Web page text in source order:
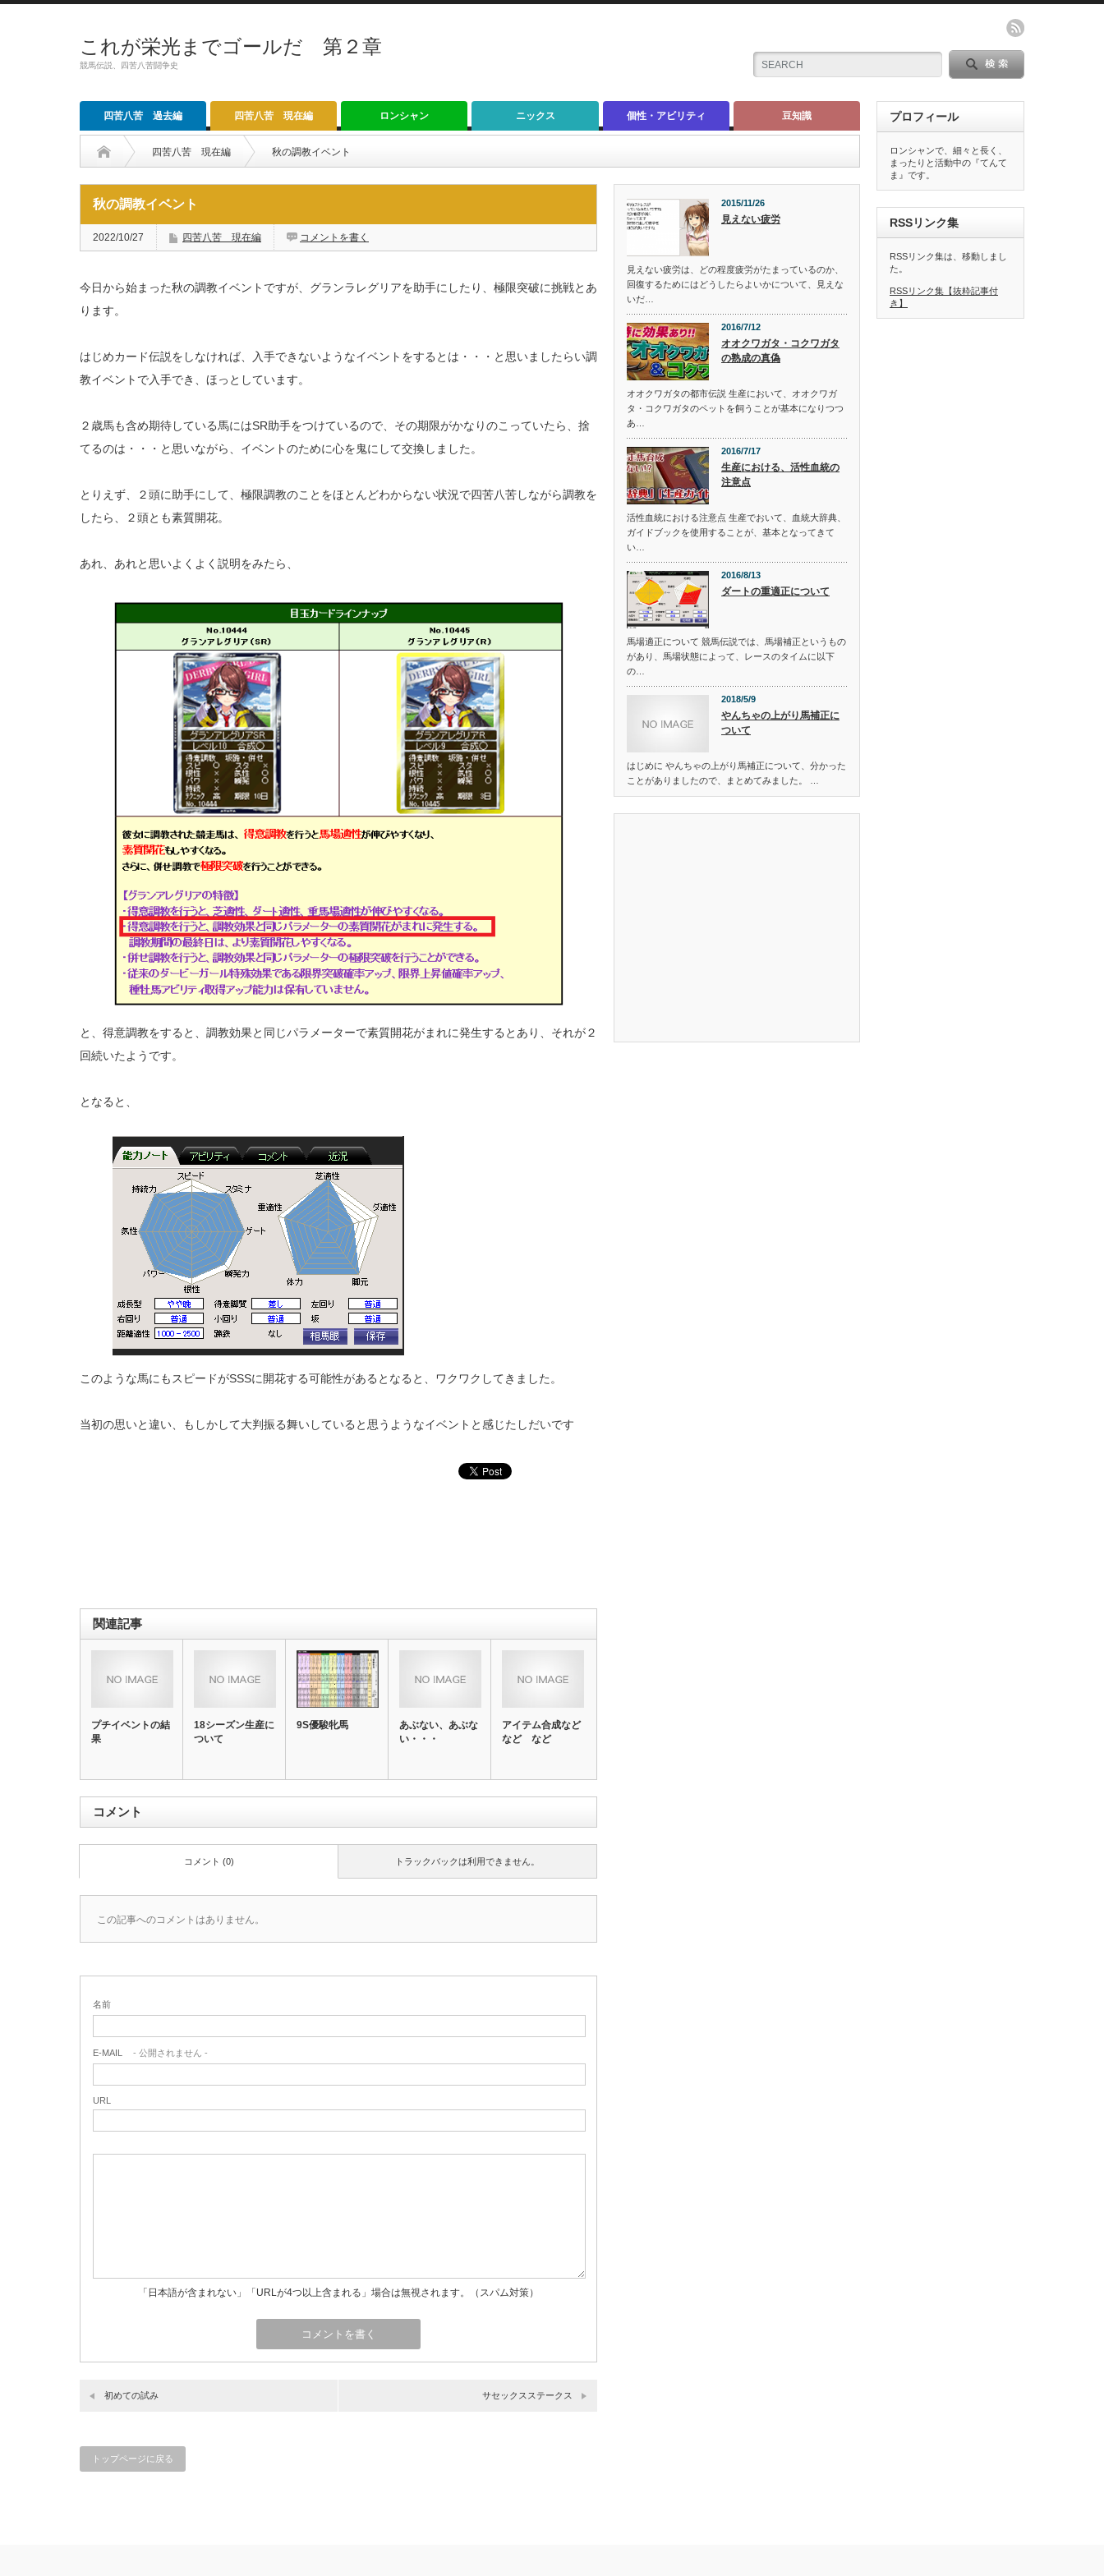
これが栄光までゴールだ 第２章
競馬伝説、四苦八苦闘争史
四苦八苦 過去編 四苦八苦 現在編 ロンシャン ニックス 個性・アビリティ 豆知識
四苦八苦 現在編 秋の調教イベント
秋の調教イベント
2022/10/27 四苦八苦 現在編 コメントを書く
今日から始まった秋の調教イベントですが、グランラレグリアを助手にしたり、極限突破に挑戦とあ
ります。
はじめカード伝説をしなければ、入手できないようなイベントをするとは・・・と思いましたらい調
教イベントで入手でき、ほっとしています。
２歳馬も含め期待している馬にはSR助手をつけているので、その期限がかなりのこっていたら、捨
てるのは・・・と思いながら、イベントのために心を鬼にして交換しました。
とりえず、２頭に助手にして、極限調教のことをほとんどわからない状況で四苦八苦しながら調教を
したら、２頭とも素質開花。
あれ、あれと思いよくよく説明をみたら、
と、得意調教をすると、調教効果と同じパラメーターで素質開花がまれに発生するとあり、それが２
回続いたようです。
となると、
このような馬にもスピードがSSSに開花する可能性があるとなると、ワクワクしてきました。
当初の思いと違い、もしかして大判振る舞いしていると思うようなイベントと感じたしだいです
関連記事
プチイベントの結
果
18シーズン生産に
ついて
9S優駿牝馬
あぶない、あぶな
い・・・
アイテム合成など
など など
コメント
トラックバックは利用できません。
コメント (0)
この記事へのコメントはありません。
名前
E-MAIL - 公開されません -
URL
「日本語が含まれない」「URLが4つ以上含まれる」場合は無視されます。（スパム対策）
初めての試み サセックスステークス
トップページに戻る
2015/11/26
見えない疲労
見えない疲労は、どの程度疲労がたまっているのか、
回復するためにはどうしたらよいかについて、見えな
いだ…
2016/7/12
オオクワガタ・コクワガタ
の熟成の真偽
オオクワガタの都市伝説 生産において、オオクワガ
タ・コクワガタのペットを飼うことが基本になりつつ
あ…
2016/7/17
生産における、活性血統の
注意点
活性血統における注意点 生産でおいて、血統大辞典、
ガイドブックを使用することが、基本となってきて
い…
2016/8/13
ダートの重適正について
馬場適正について 競馬伝説では、馬場補正というもの
があり、馬場状態によって、レースのタイムに以下
の…
2018/5/9
やんちゃの上がり馬補正に
ついて
はじめに やんちゃの上がり馬補正について、分かった
ことがありましたので、まとめてみました。 …
プロフィール
ロンシャンで、細々と長く、
まったりと活動中の『てんて
ま』です。
RSSリンク集
RSSリンク集は、移動しまし
た。
RSSリンク集【抜粋記事付
き】